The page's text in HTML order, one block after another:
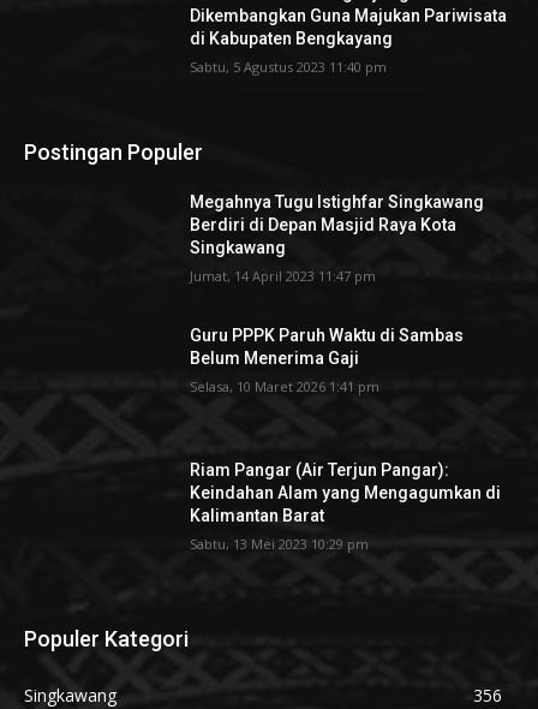
Dikembangkan Guna Majukan Pariwisata
di Kabupaten Bengkayang
Sabtu, 5 Agustus 2023 11:40 pm
Postingan Populer
Megahnya Tugu Istighfar Singkawang
Berdiri di Depan Masjid Raya Kota
Singkawang
Jumat, 14 April 2023 11:47 pm
Guru PPPK Paruh Waktu di Sambas
Belum Menerima Gaji
Selasa, 10 Maret 2026 1:41 pm
Riam Pangar (Air Terjun Pangar):
Keindahan Alam yang Mengagumkan di
Kalimantan Barat
Sabtu, 13 Mei 2023 10:29 pm
Populer Kategori
Singkawang
356